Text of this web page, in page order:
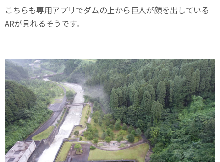
こちらも専用アプリでダムの上から巨人が顔を出している
ARが見れるそうです。